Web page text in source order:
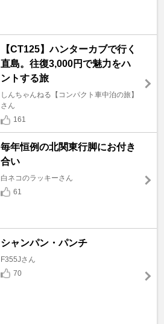
【CT125】ハンターカブで行く
直島。往復3,000円で魅力をハ
ントする旅
しんちゃんねる【コンパクト車中泊の旅】
さん
161
毎年恒例の北関東行脚にお付き
合い
白ネコのラッキーさん
61
シャンパン・パンチ
F355Jさん
70